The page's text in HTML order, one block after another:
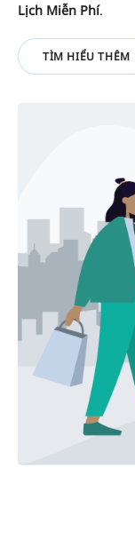
Lịch Miễn Phí.
TÌM HIỂU THÊM